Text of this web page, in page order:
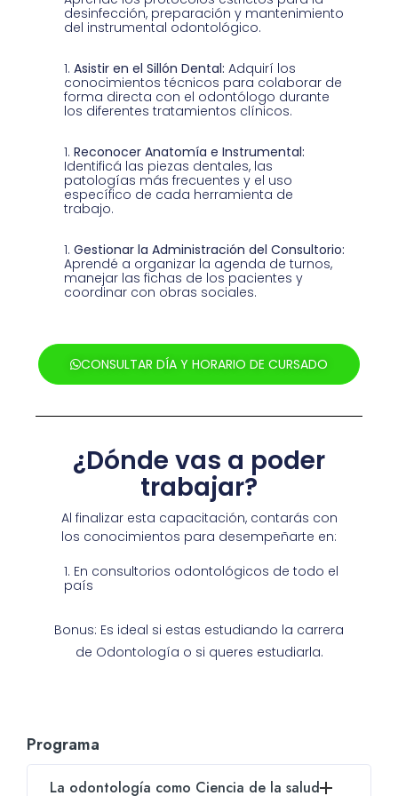
desinfección, preparación y mantenimiento
del instrumental odontológico.
Asistir en el Sillón Dental: Adquirí los
conocimientos técnicos para colaborar de
forma directa con el odontólogo durante
los diferentes tratamientos clínicos.
Reconocer Anatomía e Instrumental:
Identificá las piezas dentales, las
patologías más frecuentes y el uso
específico de cada herramienta de
trabajo.
Gestionar la Administración del Consultorio:
Aprendé a organizar la agenda de turnos,
manejar las fichas de los pacientes y
coordinar con obras sociales.
CONSULTAR DÍA Y HORARIO DE CURSADO
¿Dónde vas a poder
trabajar?
Al finalizar esta capacitación, contarás con
los conocimientos para desempeñarte en:
En consultorios odontológicos de todo el
país
Bonus: Es ideal si estas estudiando la carrera
de Odontología o si queres estudiarla.
Programa
La odontología como Ciencia de la salud